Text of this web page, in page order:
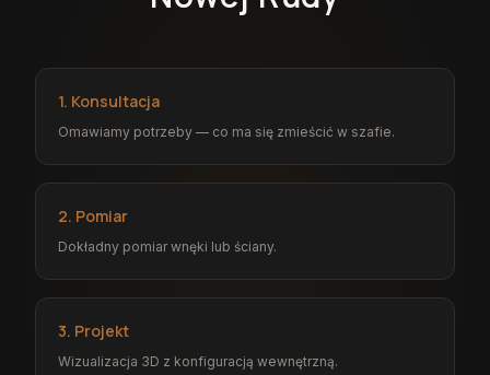
1. Konsultacja
Omawiamy potrzeby — co ma się zmieścić w szafie.
2. Pomiar
Dokładny pomiar wnęki lub ściany.
3. Projekt
Wizualizacja 3D z konfiguracją wewnętrzną.